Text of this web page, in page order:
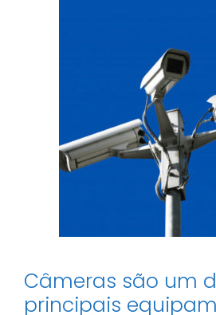
Câmeras são um
principais